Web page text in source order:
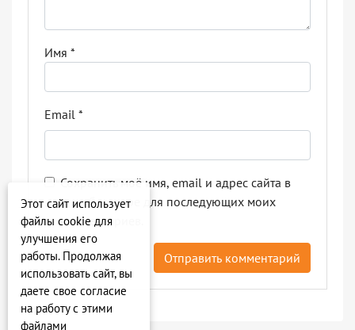
Имя *
Email *
Сохранить моё имя, email и адрес сайта в
этом браузере для последующих моих
комментариев.
Этот сайт использует
файлы cookie для
улучшения его
работы. Продолжая
использовать сайт, вы
даете свое согласие
на работу с этими
файлами